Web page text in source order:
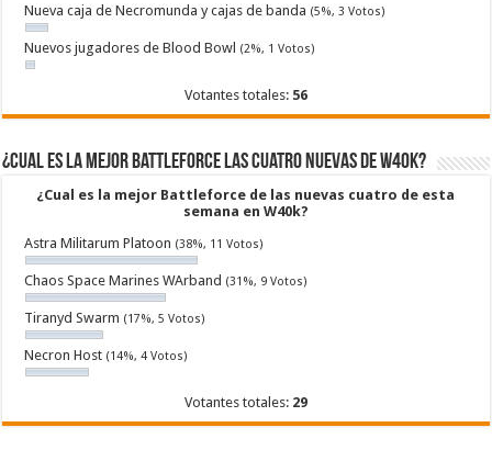
Nueva caja de Necromunda y cajas de banda (5%, 3 Votos)
Nuevos jugadores de Blood Bowl (2%, 1 Votos)
Votantes totales: 56
¿Cual es la mejor Battleforce las cuatro nuevas de W40k?
¿Cual es la mejor Battleforce de las nuevas cuatro de esta
semana en W40k?
Astra Militarum Platoon (38%, 11 Votos)
Chaos Space Marines WArband (31%, 9 Votos)
Tiranyd Swarm (17%, 5 Votos)
Necron Host (14%, 4 Votos)
Votantes totales: 29